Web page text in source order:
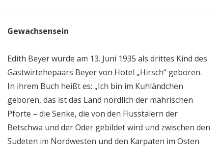
Gewachsensein
Edith Beyer wurde am 13. Juni 1935 als drittes Kind des
Gastwirtehepaars Beyer von Hotel „Hirsch“ geboren.
In ihrem Buch heißt es: „Ich bin im Kuhländchen
geboren, das ist das Land nördlich der mährischen
Pforte – die Senke, die von den Flusstälern der
Betschwa und der Oder gebildet wird und zwischen den
Sudeten im Nordwesten und den Karpaten im Osten